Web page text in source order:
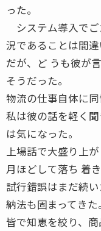
った。
システム導入でご
況であることは間違
だが、ど うも彼が
そうだった。
物流の仕事自体に同
私は彼の話を軽く
は気になった。
上場話で大盛り上
月ほどして落ち 着
試行錯誤はまだ続
納法も固まってきた。
皆で知恵を絞り、